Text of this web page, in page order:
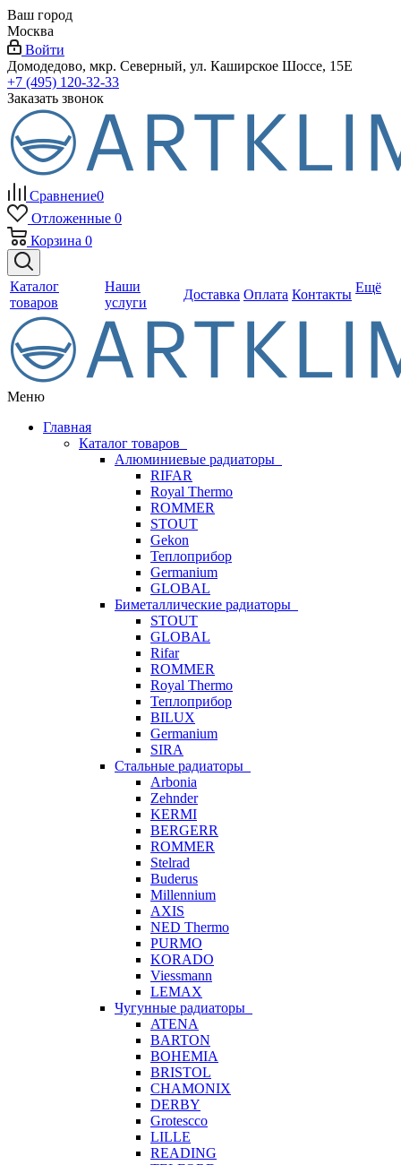
Ваш город
Москва
Войти
Домодедово, мкр. Северный, ул. Каширское Шоссе, 15Е
+7 (495) 120-32-33
Заказать звонок
Сравнение0
Отложенные 0
Корзина 0
Каталог
товаров
Наши
услуги
Доставка Оплата Контакты Ещё
Меню
Главная
Каталог товаров
Алюминиевые радиаторы
RIFAR
Royal Thermo
ROMMER
STOUT
Gekon
Теплоприбор
Germanium
GLOBAL
Биметаллические радиаторы
STOUT
GLOBAL
Rifar
ROMMER
Royal Thermo
Теплоприбор
BILUX
Germanium
SIRA
Стальные радиаторы
Arbonia
Zehnder
KERMI
BERGERR
ROMMER
Stelrad
Buderus
Millennium
AXIS
NED Thermo
PURMO
KORADO
Viessmann
LEMAX
Чугунные радиаторы
ATENA
BARTON
BOHEMIA
BRISTOL
CHAMONIX
DERBY
Grotescco
LILLE
READING